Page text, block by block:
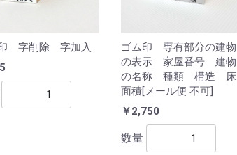
字削除 字加入
ゴム印 専有部分の建物
の表示 家屋番号 建物
の名称 種類 構造 床
面積[メール便 不可]
￥2,750
数量